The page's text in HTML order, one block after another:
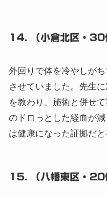
14. （小倉北区・30
外回りで体を冷やしが
させていました。先生
を教わり、施術と併せ
のドロっとした経血が
は健康になった証拠だと
15. （八幡東区・20